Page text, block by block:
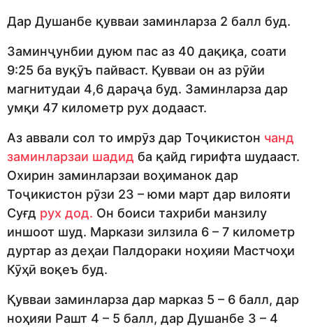
Дар Душанбе қувваи заминларза 2 балл буд.
Заминҷунбии дуюм пас аз 40 дақиқа, соати
9:25 ба вуқӯъ пайваст. Қувваи он аз рӯйи
магнитудаи 4,6 дараҷа буд. Заминларза дар
умқи 47 километр рух додааст.
Аз аввали сол то имрӯз дар Тоҷикистон чанд
заминларзаи шадид ба қайд гирифта шудааст.
Охирин заминларзаи воҳиманок дар
Тоҷикистон рӯзи 23 – юми март дар вилояти
Суғд рух дод. Он боиси тахриби манзилу
иншоот шуд. Маркази зилзила 6 – 7 километр
дуртар аз деҳаи Палдораки ноҳияи Мастчоҳи
Кӯҳӣ воқеъ буд.
Қувваи заминларза дар марказ 5 – 6 балл, дар
ноҳияи Рашт 4 – 5 балл, дар Душанбе 3 – 4